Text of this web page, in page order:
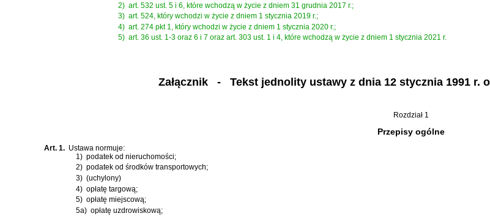
2) art. 532 ust. 5 i 6, które wchodzą w życie z dniem 31 grudnia 2017 r.;
3) art. 524, który wchodzi w życie z dniem 1 stycznia 2019 r.;
4) art. 274 pkt 1, który wchodzi w życie z dniem 1 stycznia 2020 r.;
5) art. 36 ust. 1-3 oraz 6 i 7 oraz art. 303 ust. 1 i 4, które wchodzą w życie z dniem 1 stycznia 2021 r.
Załącznik- Tekst jednolity ustawy z dnia 12 stycznia 1991 r.
Rozdział 1
Przepisy ogólne
Art. 1. Ustawa normuje:
1) podatek od nieruchomości;
2) podatek od środków transportowych;
3) (uchylony)
4) opłatę targową;
5) opłatę miejscową;
5a) opłatę uzdrowiskową;